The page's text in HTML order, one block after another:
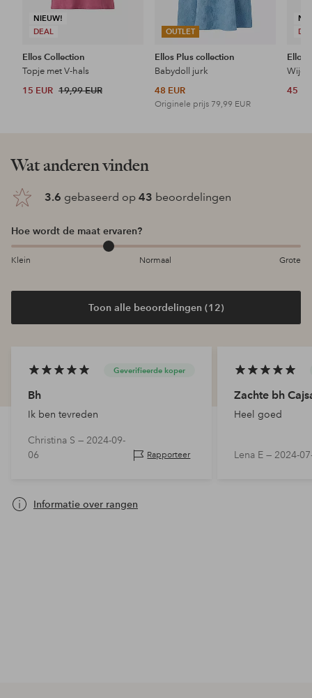
NIEUW!
DEAL
Ellos Collection
Topje met V-hals
15 EUR 19,99 EUR
OUTLET
Ellos Plus collection
Babydoll jurk
48 EUR
Originele prijs 79,99 EUR
Ellos
45
Wat anderen vinden
3.6 gebaseerd op 43 beoordelingen
Hoe wordt de maat ervaren?
Klein Normaal Grote
Toon alle beoordelingen (12)
Geverifieerde koper
Bh
Ik ben tevreden
Christina S — 2024-09-
06
Rapporteer
Zachte bh
Heel goed
Lena E — 2024-
Informatie over rangen